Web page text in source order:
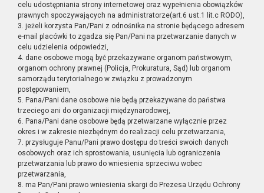
celu udostępniania strony internetowej oraz wypełnienia obowiązków
prawnych spoczywających na administratorze(art.6 ust.1 lit.c RODO),
3. jeżeli korzysta Pan/Pani z odnośnika na stronie będącego adresem
e-mail placówki to zgadza się Pan/Pani na przetwarzanie danych w
celu udzielenia odpowiedzi,
4. dane osobowe mogą być przekazywane organom państwowym,
organom ochrony prawnej (Policja, Prokuratura, Sąd) lub organom
samorządu terytorialnego w związku z prowadzonym
postępowaniem,
5. Pana/Pani dane osobowe nie będą przekazywane do państwa
trzeciego ani do organizacji międzynarodowej,
6. Pana/Pani dane osobowe będą przetwarzane wyłącznie przez
okres i w zakresie niezbędnym do realizacji celu przetwarzania,
7. przysługuje Panu/Pani prawo dostępu do treści swoich danych
osobowych oraz ich sprostowania, usunięcia lub ograniczenia
przetwarzania lub prawo do wniesienia sprzeciwu wobec
przetwarzania,
8. ma Pan/Pani prawo wniesienia skargi do Prezesa Urzędu Ochrony